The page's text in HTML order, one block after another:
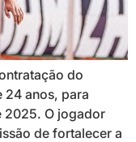
do
24 anos, para
2025. O jogador
de fortalecer a